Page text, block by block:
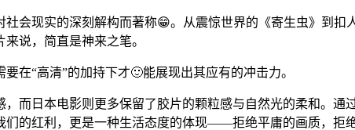
会现实的深刻解构而著称😁。从震惊世界的《寄生虫》到扣
说，简直是神来之笔。
在“高清”的加持下才🙂能展现出其应有的冲击力。
而日本电影则更多保留了胶片的颗粒感与自然光的柔和。通
的红利，更是一种生活态度的体现——拒绝平庸的画质，拒